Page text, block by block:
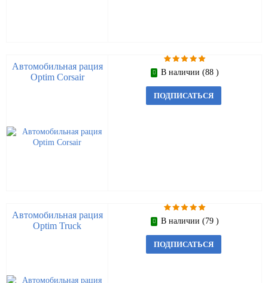
Автомобильная рация
Optim Corsair
В наличии (88 )
ПОДПИСАТЬСЯ
Автомобильная рация
Optim Truck
В наличии (79 )
ПОДПИСАТЬСЯ